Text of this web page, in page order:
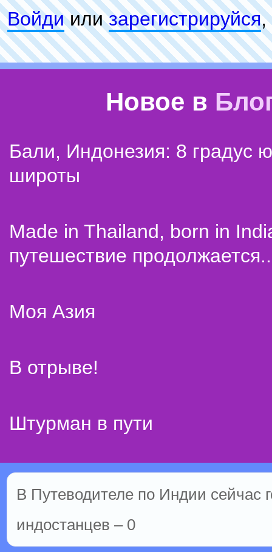
Войдиилизарeгиcтpируйся,
Новое в
Бали, Индонезия: 8 градус
широты
Made in Thailand, born in
путешествие
Моя Азия
В отрыве!
Штурман в пути
В Путеводителе по Индии сейчас
индостанцев – 0